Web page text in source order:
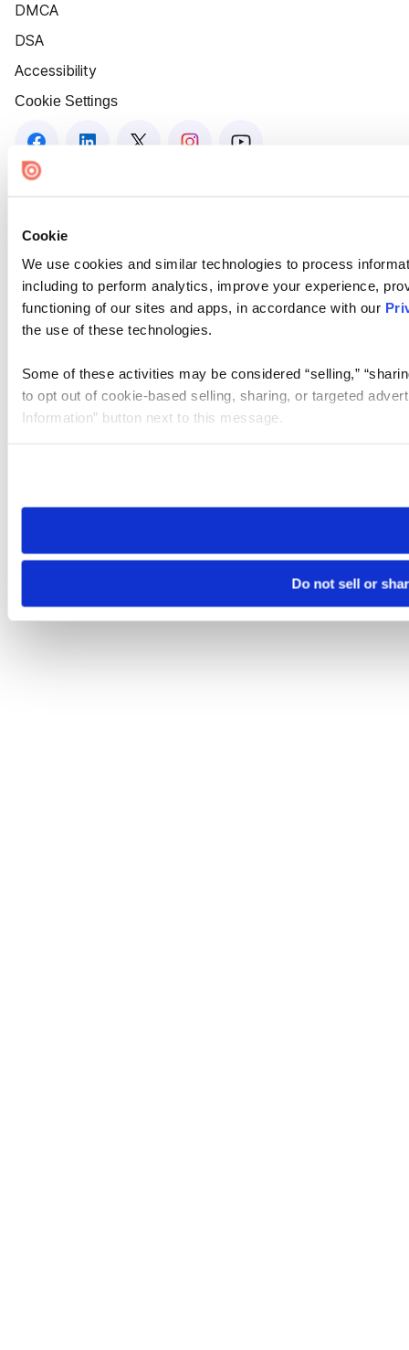
Cookie
We use cookies and similar technologies to process
including to perform analytics, improve your experience,
functioning of our sites and apps, in accordance with our
the use of these technologies.
Some of these activities may be considered “selling,”
to opt out of cookie-based selling, sharing, or targeted
Information” button next to this message.
need to be set again.
Do not sell or
DMCA
DSA
Accessibility
Cookie Settings